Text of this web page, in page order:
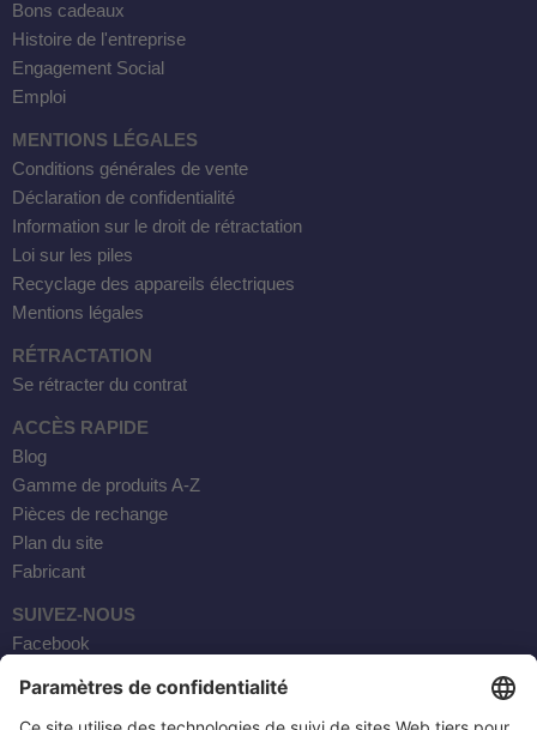
Bons cadeaux
Histoire de l'entreprise
Engagement Social
Emploi
MENTIONS LÉGALES
Conditions générales de vente
Déclaration de confidentialité
Information sur le droit de rétractation
Loi sur les piles
Recyclage des appareils électriques
Mentions légales
RÉTRACTATION
Se rétracter du contrat
ACCÈS RAPIDE
Blog
Gamme de produits A-Z
Pièces de rechange
Plan du site
Fabricant
SUIVEZ-NOUS
Facebook
YouTube